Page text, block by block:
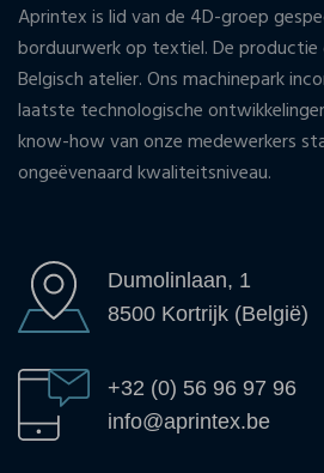
Aprintex is lid van de 4D-groep
borduurwerk op textiel. De productie
Belgisch atelier. Ons machinepark
laatste technologische
know-how van onze medewerkers
ongeëvenaard kwaliteitsniveau.
Dumolinlaan, 1
8500 Kortrijk (België)
+32 (0) 56 96 97 96
info@aprintex.be